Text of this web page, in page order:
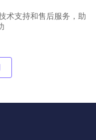
术支持和售后服务，助